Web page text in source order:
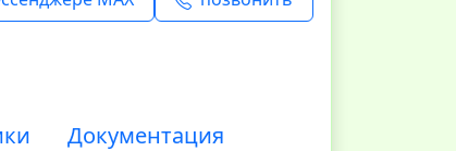
Документация